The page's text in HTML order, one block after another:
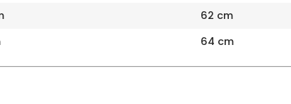
62 cm
64 cm